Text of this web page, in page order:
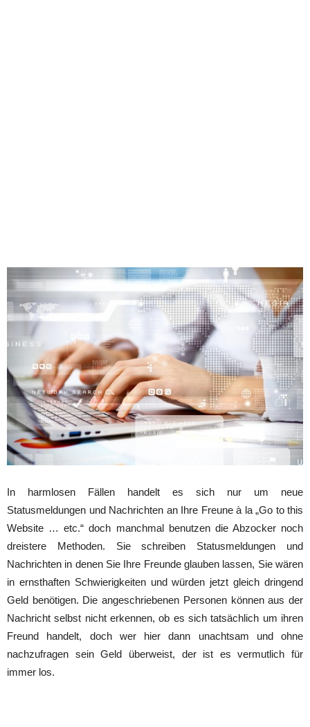
In harmlosen Fällen handelt es sich nur um neue
Statusmeldungen und Nachrichten an Ihre Freune à la „Go to this
Website … etc.“ doch manchmal benutzen die Abzocker noch
dreistere Methoden. Sie schreiben Statusmeldungen und
Nachrichten in denen Sie Ihre Freunde glauben lassen, Sie wären
in ernsthaften Schwierigkeiten und würden jetzt gleich dringend
Geld benötigen. Die angeschriebenen Personen können aus der
Nachricht selbst nicht erkennen, ob es sich tatsächlich um ihren
Freund handelt, doch wer hier dann unachtsam und ohne
nachzufragen sein Geld überweist, der ist es vermutlich für
immer los.